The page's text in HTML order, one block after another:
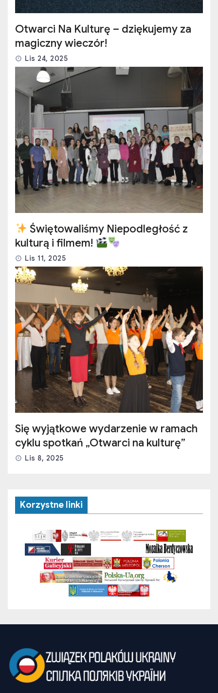
Otwarci Na Kulturę – dziękujemy za
magiczny wieczór!
Lis 24, 2025
Świętowaliśmy Niepodległość z
kulturą i filmem!
Lis 11, 2025
Się wyjątkowe wydarzenie w ramach
cyklu spotkań „Otwarci na kulturę”
Lis 8, 2025
Korzystne linki